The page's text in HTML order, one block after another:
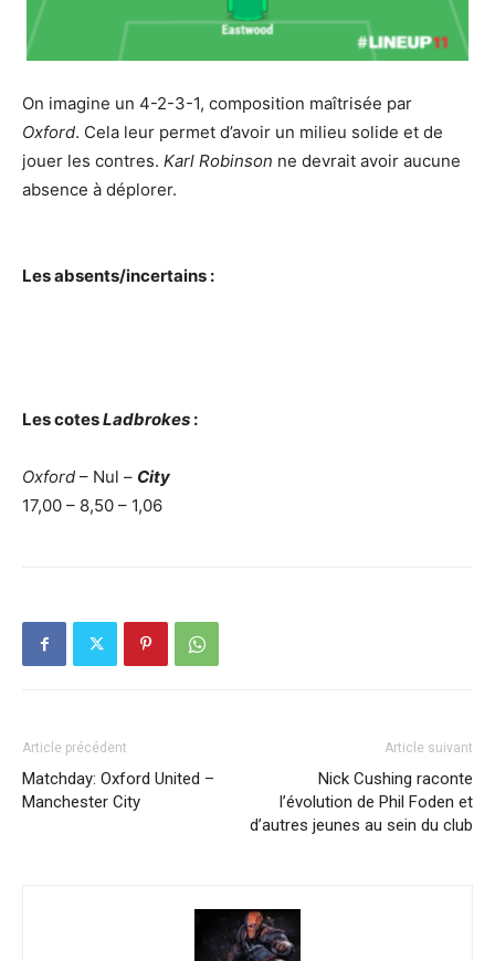
On imagine un 4-2-3-1, composition maîtrisée par
Oxford. Cela leur permet d’avoir un milieu solide et de
jouer les contres. Karl Robinson ne devrait avoir aucune
absence à déplorer.
Les absents/incertains :
Les cotesLadbrokes :
Oxford – Nul – City
17,00 – 8,50 – 1,06
Article précédent
Matchday: Oxford United –
Manchester City
Article suivant
Nick Cushing raconte
l’évolution de Phil Foden et
d’autres jeunes au sein du club